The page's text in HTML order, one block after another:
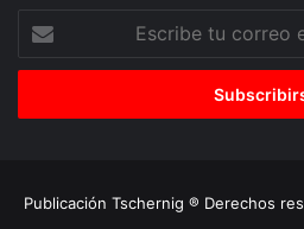
correo
Publicación Tschernig ® Derechos